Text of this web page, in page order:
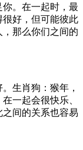
。在一起时，最
好，但可能彼此
那么你们之间的
生肖狗：猴年，
一起会很快乐、
间的关系也容易